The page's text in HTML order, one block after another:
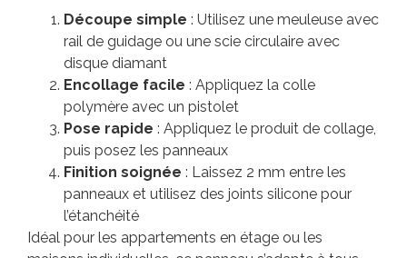
Découpe simple : Utilisez une meuleuse avec
rail de guidage ou une scie circulaire avec
disque diamant
Encollage facile : Appliquez la colle
polymère avec un pistolet
Pose rapide : Appliquez le produit de collage,
puis posez les panneaux
Finition soignée : Laissez 2 mm entre les
panneaux et utilisez des joints silicone pour
l’étanchéité
Idéal pour les appartements en étage ou les